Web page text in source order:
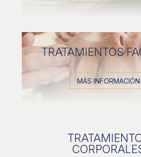
TRATAMIENTOS
MÁS INFORMACIÓN